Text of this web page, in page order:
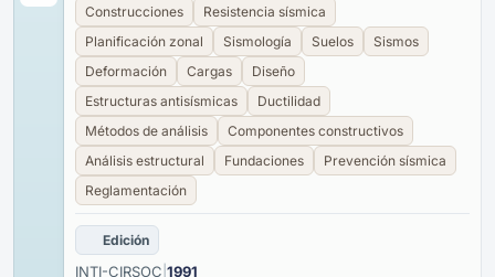
Construcciones
Resistencia sísmica
Planificación zonal
Sismología Suelos
Sismos
Deformación
Cargas
Diseño
Estructuras antisísmicas
Ductilidad
Métodos de análisis
Componentes constructivos
Análisis estructural
Fundaciones
Prevención sísmica
Reglamentación
Edición
INTI-CIRSOC 1991